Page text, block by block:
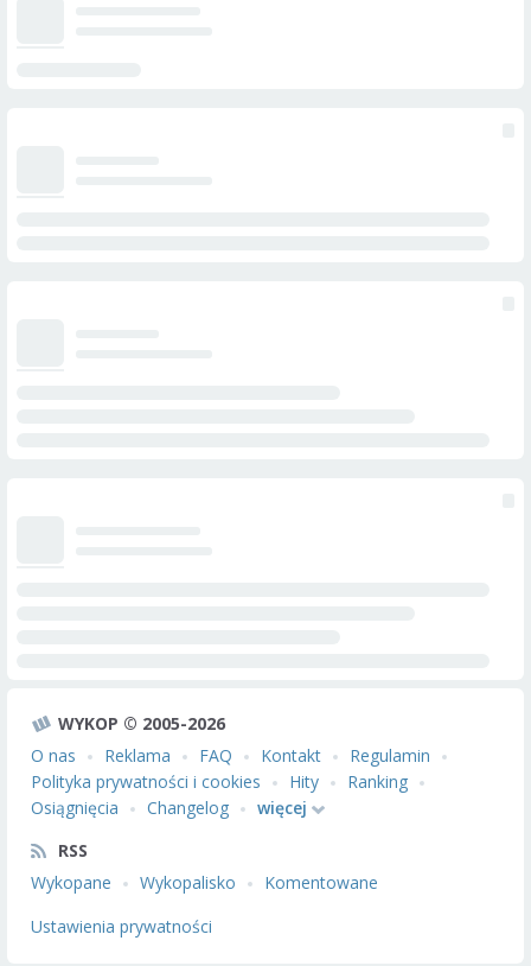
WYKOP © 2005-2026
O nas
Reklama FAQ Kontakt
Regulamin
Polityka prywatności i cookies
Hity
Ranking
Osiągnięcia
Changelog
więcej
RSS
Wykopane
Wykopalisko
Komentowane
Ustawienia prywatności